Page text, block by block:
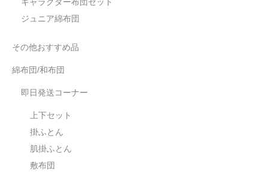
ジュニア綿布団
その他おすすめ品
綿布団/和布団
即日発送コーナー
上下セット
掛ふとん
肌掛ふとん
敷布団